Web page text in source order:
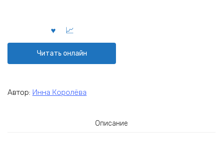
Читать онлайн
Автор: Инна Королёва
Описание